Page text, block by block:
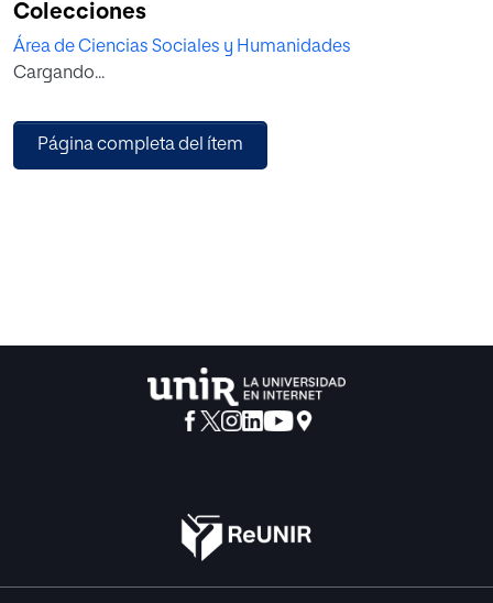
recurso para el cuál trabajan así como posibles
propuestas de mejora de la coordinación entre el colegio
y la escuela. Se relaciona con los planes de estudio, tanto
conocido como “el de Bolonia”- de la carrera de
magisterio con objeto de tener una visión de la formación
Colecciones
Área de Ciencias Sociales y Humanidades
Cargando...
Página completa del ítem